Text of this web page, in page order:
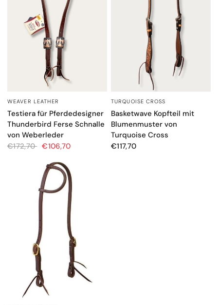
SCHNELLANSICHT
WEAVER LEATHER
Testiera für Pferdedesigner
Thunderbird Ferse Schnalle
von Weberleder
€172,70 €106,70
SCHNELLANSICHT
TURQUOISE CROSS
Basketwave Kopfteil mit
Blumenmuster von
Turquoise Cross
€117,70